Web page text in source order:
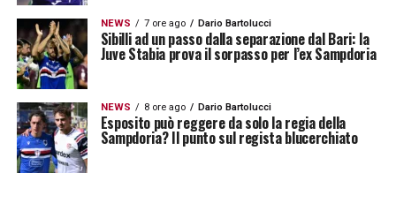
NEWS 7 ore ago Dario Bartolucci
Sibilli ad un passo dalla separazione dal Bari: la
Juve Stabia prova il sorpasso per l’ex Sampdoria
NEWS 8 ore ago Dario Bartolucci
Esposito può reggere da solo la regia della
Sampdoria? Il punto sul regista blucerchiato